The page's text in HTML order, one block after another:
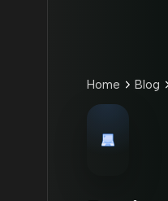
Home Blog